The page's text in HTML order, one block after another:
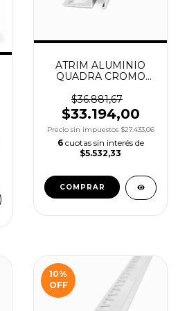
ATRIM ALUMINIO
QUADRA CROMO
COD.3423
$36.881,67
$33.194,00
Precio sin impuestos $27.433,06
6 cuotas sin interés de
$5.532,33
10%
OFF